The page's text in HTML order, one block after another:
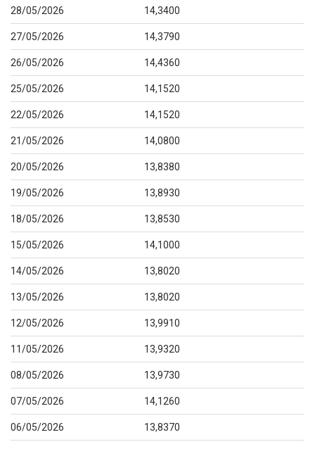
28/05/2026 14,3400
27/05/2026 14,3790
26/05/2026 14,4360
25/05/2026 14,1520
22/05/2026 14,1520
21/05/2026 14,0800
20/05/2026 13,8380
19/05/2026 13,8930
18/05/2026 13,8530
15/05/2026 14,1000
14/05/2026 13,8020
13/05/2026 13,8020
12/05/2026 13,9910
11/05/2026 13,9320
08/05/2026 13,9730
07/05/2026 14,1260
06/05/2026 13,8370